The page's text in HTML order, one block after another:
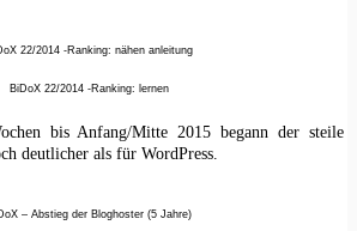
22/2014 -Ranking: nähen anleitung
BiDoX 22/2014 -Ranking: lernen
bis Anfang/Mitte 2015 begann der steile
deutlicher als für WordPress.
– Abstieg der Bloghoster (5 Jahre)